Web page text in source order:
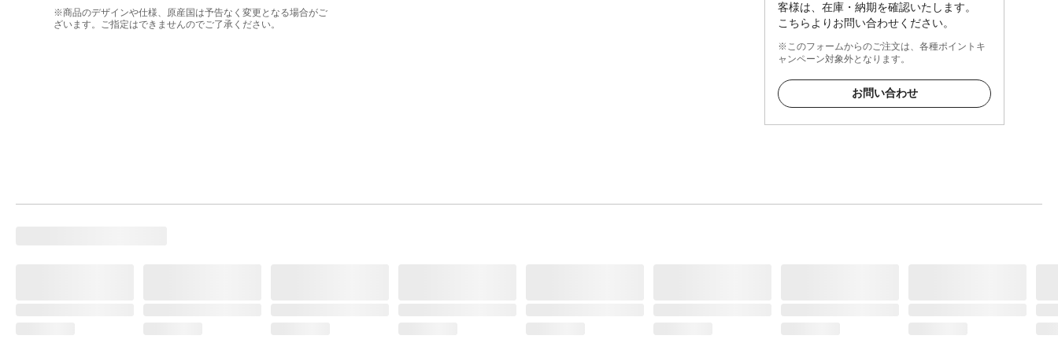
※商品のデザインや仕様、原産国は予告なく変更となる場合がご
ざいます。ご指定はできませんのでご了承ください。
客様は、在庫・納期を確認いたします。
こちらよりお問い合わせください。
※このフォームからのご注文は、各種ポイントキ
ャンペーン対象外となります。
お問い合わせ